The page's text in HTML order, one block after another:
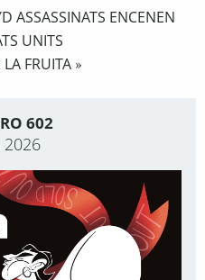
ASSASSINATS ENCENEN
UNITS
LA FRUITA »
602
2026